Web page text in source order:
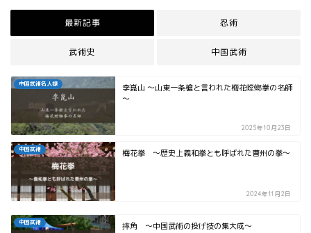
最新記事 忍術
武術史 中国武術
中国武術名人録
李崑山 ～山東一条槍と言われた梅花螳螂拳の名師
～
2025年10月23日
中国武術 梅花拳 ～歴史上義和拳とも呼ばれた曹州の拳～
2024年11月2日
中国武術 摔角 ～中国武術の投げ技の集大成～